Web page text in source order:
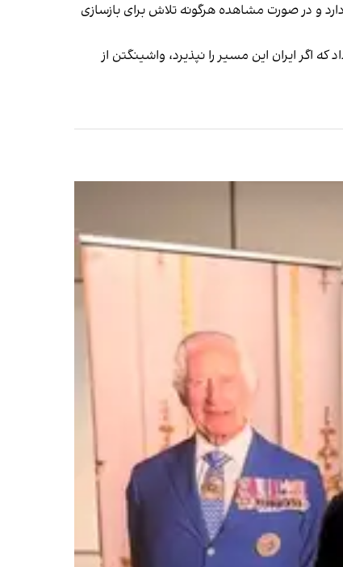
و در صورت مشاهده هرگونه تلاش برای بازسازی
اگر ایران این مسیر را نپذیرد، واشینگتن از